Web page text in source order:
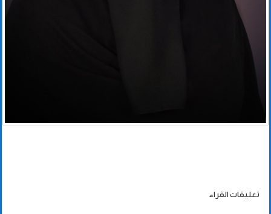
تعليقات القراء